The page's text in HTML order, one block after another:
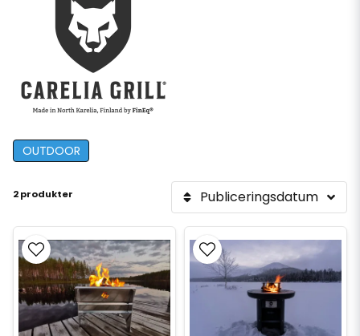
OUTDOOR
2 produkter Publiceringsdatum